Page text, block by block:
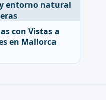
con Vistas a
en Mallorca